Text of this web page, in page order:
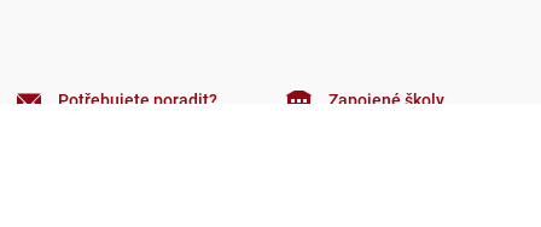
Potřebujete poradit? Zapojené školy